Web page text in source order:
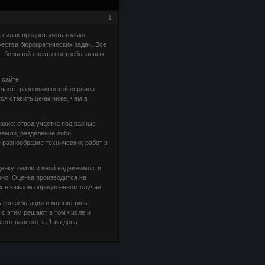
1
предоставить только
бюрократических задач. Все
большой спектр востребованных
разновидностей сервиса
ставить цены ниже, чем в
отвод участка под разные
разделение либо
технических работ в
земли и иной недвижимости.
Оценка производится на
в каждом определенном случае.
и многие типы
с этим решают в том числе и
навсего за 1-ин день.